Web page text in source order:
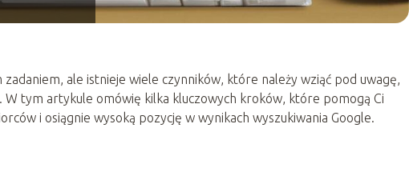
ale istnieje wiele czynników, które należy wziąć pod uwagę,
tym artykule omówię kilka kluczowych kroków, które pomogą Ci
i osiągnie wysoką pozycję w wynikach wyszukiwania Google.